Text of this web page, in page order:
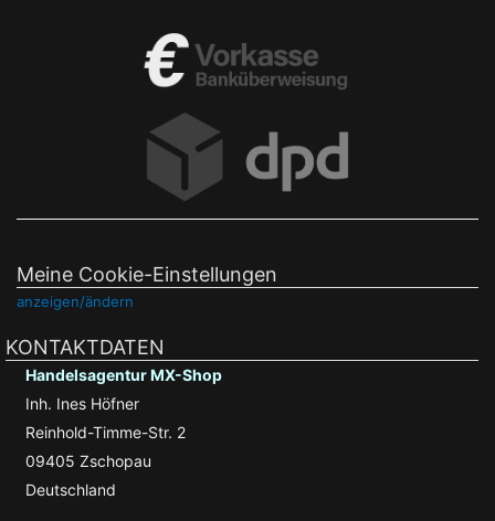
Meine Cookie-Einstellungen
anzeigen/ändern
KONTAKTDATEN
Handelsagentur MX-Shop
Inh. Ines Höfner
Reinhold-Timme-Str. 2
09405 Zschopau
Deutschland